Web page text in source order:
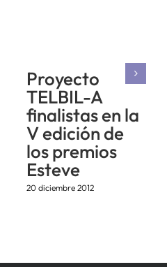
Proyecto
TELBIL-A
finalistas en la
V edición de
los premios
Esteve
20 diciembre 2012